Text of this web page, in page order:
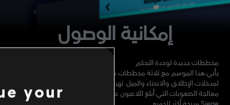
إمكانية الوصول
مخططات جديدة لوحدة التحكم
يأتي هذا الموسم مع ثلاثة مخططات جديدة لوحدة التحكم توفر بدائل
لمدخلات الإطلاق والانحناء والميل. تهدف هذه المخططات الجديدة إلى
معالجة الصعوبات التي أبلغ اللاعبون عما تسببه من إزعاج لنجعل تجربة لعب
Siege مريحة أكثر للجميع.
your